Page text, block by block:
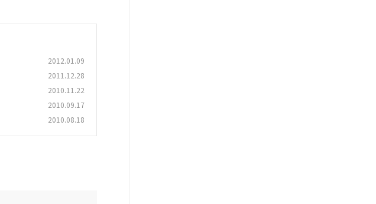
2012.01.09
2011.12.28
2010.11.22
2010.09.17
2010.08.18